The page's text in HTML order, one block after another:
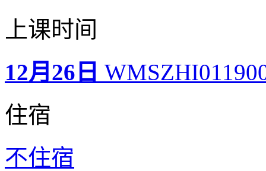
上课时间
12月26日
住宿
不住宿